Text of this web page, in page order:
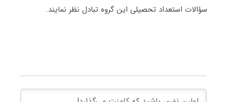
سؤالات استعداد تحصیلی این گروه تبادل نظر نمایند.